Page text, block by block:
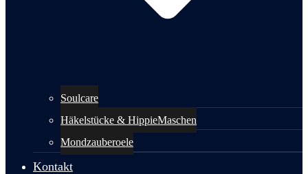
Soulcare
Häkelstücke & HippieMaschen
Mondzauberoele
Kontakt